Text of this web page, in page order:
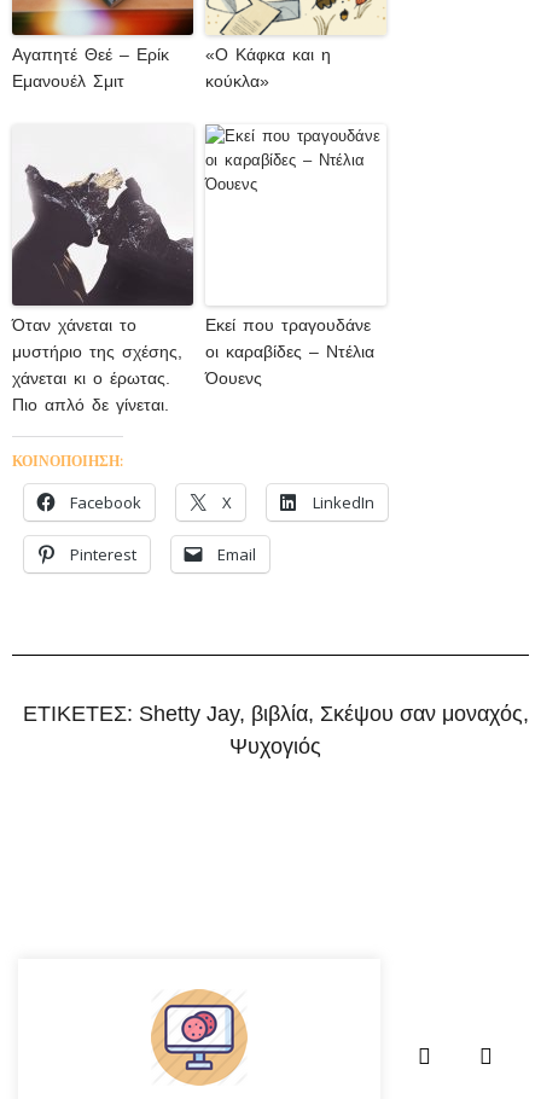
Αγαπητέ Θεέ – Ερίκ
Εμανουέλ Σμιτ
«Ο Κάφκα και η
κούκλα»
Όταν χάνεται το
μυστήριο της σχέσης,
χάνεται κι ο έρωτας.
Πιο απλό δε γίνεται.
Εκεί που τραγουδάνε
οι καραβίδες – Ντέλια
Όουενς
ΚΟΙΝΟΠΟΙΗΣΗ:
Facebook X LinkedIn
Pinterest Email
ΕΤΙΚΕΤΕΣ: Shetty Jay, βιβλία, Σκέψου σαν μοναχός,
Ψυχογιός